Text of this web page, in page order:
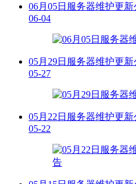
06月05日服务器维护更新
06-04
05月29日服务器维护更新
05-27
05月22日服务器维护更
05-22